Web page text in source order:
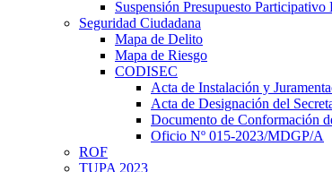
Suspensión Presupuesto
Seguridad Ciudadana
Mapa de Delito
Mapa de Riesgo
CODISEC
Acta de Instalación y
Acta de Designación del
Documento de Conformación
Oficio Nº 015-2023/MDGP/A
ROF
TUPA 2023